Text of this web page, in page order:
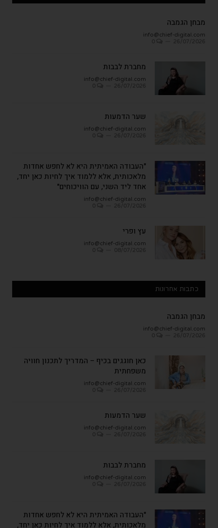
מבחן הגמבה
info@chief-digital.com
מחברת לבבות
info@chief-digital.com
שער הדמעות
info@chief-digital.com
"העבודה האמיתית היא לא לחפש אחדות
מלאכותית, אלא ללמוד איך לחיות כאן יחד,
אחד ליד השני, עם הוויכוחים"
info@chief-digital.com
עץ ופרי
info@chief-digital.com
כתבות אחרונות
מבחן הגמבה
info@chief-digital.com
כאן חוגגים בכיף – המדריך לתכנון חוויה
משפחתית
info@chief-digital.com
שער הדמעות
info@chief-digital.com
מחברת לבבות
info@chief-digital.com
"העבודה האמיתית היא לא לחפש אחדות
מלאכותית, אלא ללמוד איך לחיות כאן יחד,